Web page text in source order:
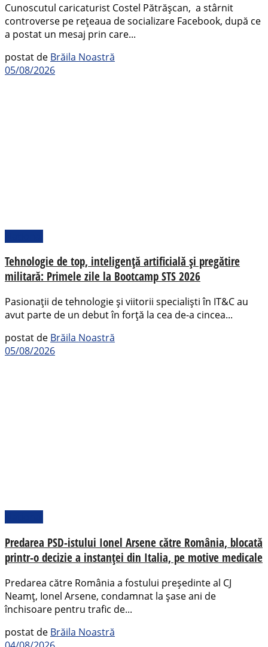
Cunoscutul caricaturist Costel Pătrășcan, a stârnit
controverse pe rețeaua de socializare Facebook, după ce
a postat un mesaj prin care...
postat de Brăila Noastră
05/08/2026
Tehnologie de top, inteligență artificială și pregătire
militară: Primele zile la Bootcamp STS 2026
Pasionații de tehnologie și viitorii specialiști în IT&C au
avut parte de un debut în forță la cea de-a cincea...
postat de Brăila Noastră
05/08/2026
Predarea PSD-istului Ionel Arsene către România, blocată
printr-o decizie a instanței din Italia, pe motive medicale
Predarea către România a fostului președinte al CJ
Neamț, Ionel Arsene, condamnat la șase ani de
închisoare pentru trafic de...
postat de Brăila Noastră